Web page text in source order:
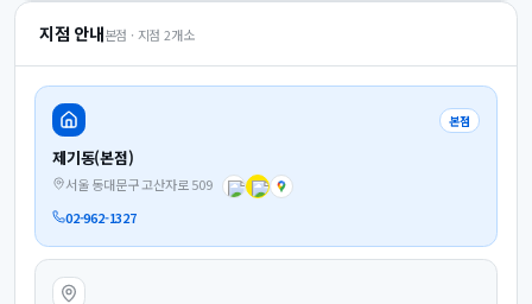
지점 안내본점 · 지점 2개소
본점
제기동(본점)
서울 동대문구 고산자로 509
02-962-1327